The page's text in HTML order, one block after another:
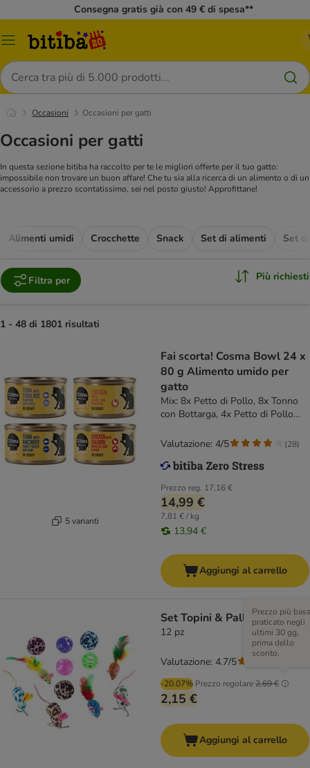
Consegna gratis già con 49 € di spesa**
Overview
Cerca
Occasioni Occasioni per gatti
Occasioni per gatti
In questa sezione bitiba ha raccolto per te le migliori offerte per il tuo gatto:
impossibile non trovare un buon affare! Che tu sia alla ricerca di un alimento o di un
accessorio a prezzo scontatissimo, sei nel posto giusto! Approfittane!
Alimenti umidi Crocchette Snack Set di alimenti Set
Filtra per Più richiesti
1 - 48 di 1801 risultati
5 varianti
Fai scorta! Cosma Bowl 24 x
80 g Alimento umido per
gatto
Mix: 8x Petto di Pollo, 8x Tonno
con Bottarga, 4x Petto di Pollo
Acciughe
Prezzo reg. 17,16 €
14,99 €
7,81 € / kg
13,94 €
Valutazione: 4/5 (28)
Aggiungi al carrello
Set Topini & Palline
12 pz
-20.07% Prezzo regolare2,69 €
Prezzo più
praticato negli
ultimi 30 gg,
prima dello
sconto.
2,15 €
Valutazione: 4.7/5
Aggiungi al carrello